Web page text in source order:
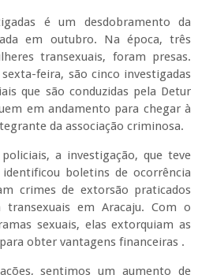
é um desdobramento da
em outubro. Na época, três
transexuais, foram presas.
feira, são cinco investigadas
que são conduzidas pela Detur
em andamento para chegar à
da associação criminosa.
a investigação, que teve
boletins de ocorrência
crimes de extorsão praticados
em Aracaju. Com o
sexuais, elas extorquiam as
obter vantagens financeiras .
sentimos um aumento de